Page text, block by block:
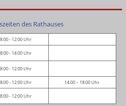
des Rathauses
- 12:00 Uhr
- 14:00 Uhr
- 12:00 Uhr
- 12:00 Uhr 14:00 – 18:00 Uhr
- 12:00 Uhr